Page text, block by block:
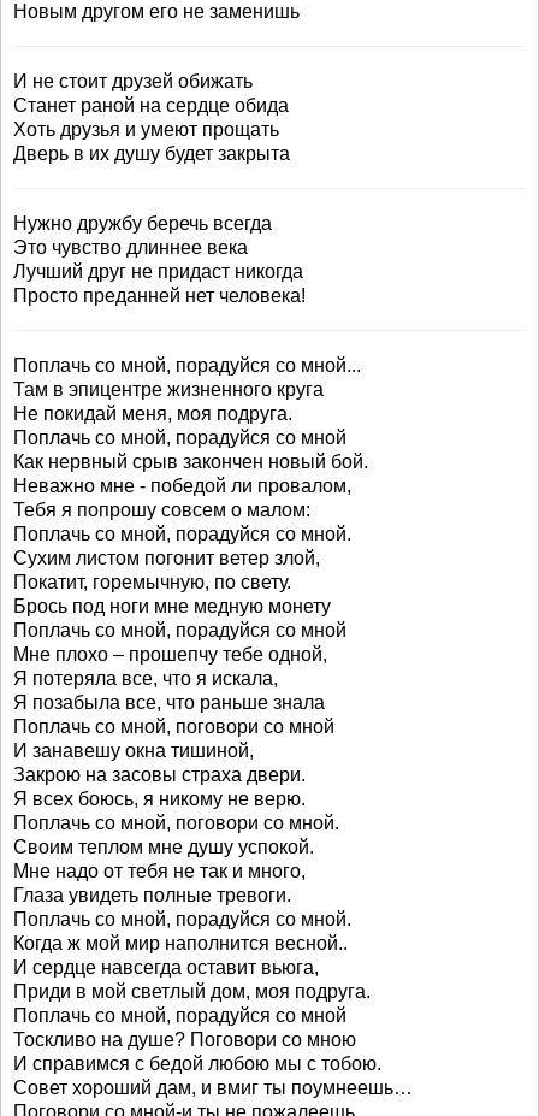
Новым другом его не заменишь
И не стоит друзей обижать
Станет раной на сердце обида
Хоть друзья и умеют прощать
Дверь в их душу будет закрыта
Нужно дружбу беречь всегда
Это чувство длиннее века
Лучший друг не придаст никогда
Просто преданней нет человека!
Поплачь со мной, порадуйся со мной...
Там в эпицентре жизненного круга
Не покидай меня, моя подруга.
Поплачь со мной, порадуйся со мной
Как нервный срыв закончен новый бой.
Неважно мне - победой ли провалом,
Тебя я попрошу совсем о малом:
Поплачь со мной, порадуйся со мной.
Сухим листом погонит ветер злой,
Покатит, горемычную, по свету.
Брось под ноги мне медную монету
Поплачь со мной, порадуйся со мной
Мне плохо – прошепчу тебе одной,
Я потеряла все, что я искала,
Я позабыла все, что раньше знала
Поплачь со мной, поговори со мной
И занавешу окна тишиной,
Закрою на засовы страха двери.
Я всех боюсь, я никому не верю.
Поплачь со мной, поговори со мной.
Своим теплом мне душу успокой.
Мне надо от тебя не так и много,
Глаза увидеть полные тревоги.
Поплачь со мной, порадуйся со мной.
Когда ж мой мир наполнится весной..
И сердце навсегда оставит вьюга,
Приди в мой светлый дом, моя подруга.
Поплачь со мной, порадуйся со мной
Тоскливо на душе? Поговори со мною
И справимся с бедой любою мы с тобою.
Совет хороший дам, и вмиг ты поумнеешь…
Поговори со мной-и ты не пожалеешь